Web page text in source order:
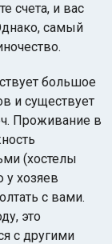
счета, и вас
самый
большое
и существует
Проживание в
(хостелы
у хозяев
с вами.
это
с другими